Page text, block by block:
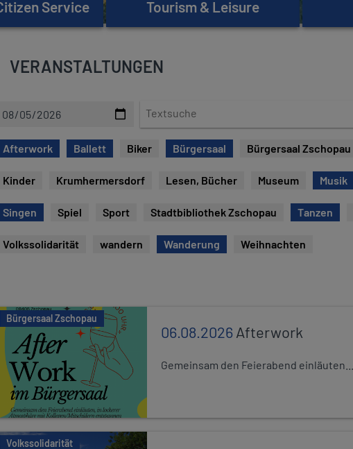
Service Tourism & Leisure
VERANSTALTUNGEN
t
u
Afterwork Ballett Biker Bürgersaal Bürgersaal Zschopau
Kinder Krumhermersdorf Lesen, Bücher Museum Musik
Singen Spiel Sport Stadtbibliothek Zschopau Tanzen
Volkssolidarität wandern Wanderung Weihnachten
Bürgersaal Zschopau
06.08.2026Afterwork
Gemeinsam den Feierabend einläuten...
Volkssolidarität